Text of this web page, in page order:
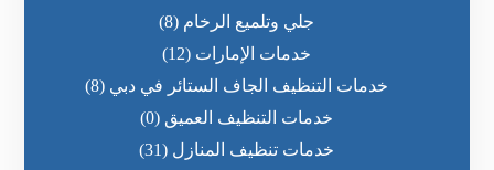
جلي وتلميع الرخام (8)
خدمات الإمارات (12)
خدمات التنظيف الجاف الستائر في دبي (8)
خدمات التنظيف العميق (0)
خدمات تنظيف المنازل (31)